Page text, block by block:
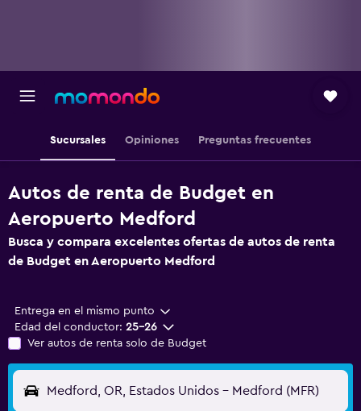
Sucursales Opiniones Preguntas frecuentes
Autos de renta de Budget en
Aeropuerto Medford
Busca y compara excelentes ofertas de autos de renta
de Budget en Aeropuerto Medford
Entrega en el mismo punto
Edad del conductor: 25-26
Ver autos de renta solo de Budget
Medford, OR, Estados Unidos - Medford (MFR)